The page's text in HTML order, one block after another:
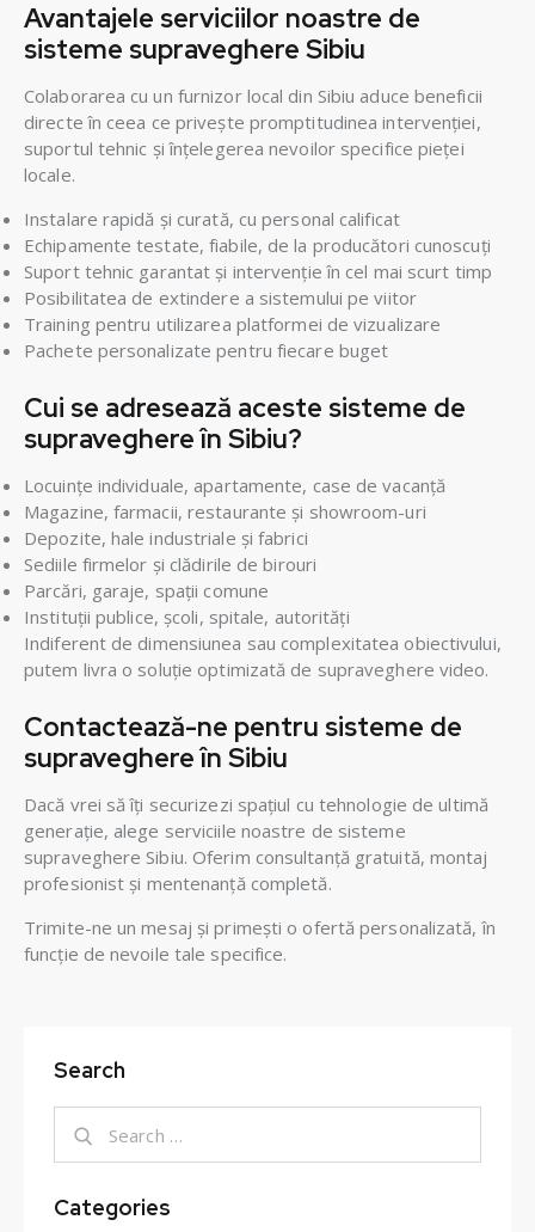
Avantajele serviciilor noastre de
sisteme supraveghere Sibiu
Colaborarea cu un furnizor local din Sibiu aduce beneficii
directe în ceea ce privește promptitudinea intervenției,
suportul tehnic și înțelegerea nevoilor specifice pieței
locale.
Instalare rapidă și curată, cu personal calificat
Echipamente testate, fiabile, de la producători cunoscuți
Suport tehnic garantat și intervenție în cel mai scurt timp
Posibilitatea de extindere a sistemului pe viitor
Training pentru utilizarea platformei de vizualizare
Pachete personalizate pentru fiecare buget
Cui se adresează aceste sisteme de
supraveghere în Sibiu?
Locuințe individuale, apartamente, case de vacanță
Magazine, farmacii, restaurante și showroom-uri
Depozite, hale industriale și fabrici
Sediile firmelor și clădirile de birouri
Parcări, garaje, spații comune
Instituții publice, școli, spitale, autorități
Indiferent de dimensiunea sau complexitatea obiectivului,
putem livra o soluție optimizată de supraveghere video.
Contactează-ne pentru sisteme de
supraveghere în Sibiu
Dacă vrei să îți securizezi spațiul cu tehnologie de ultimă
generație, alege serviciile noastre de sisteme
supraveghere Sibiu. Oferim consultanță gratuită, montaj
profesionist și mentenanță completă.
Trimite-ne un mesaj și primești o ofertă personalizată, în
funcție de nevoile tale specifice.
Search
Categories